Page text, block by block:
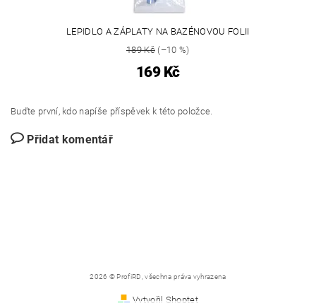
LEPIDLO A ZÁPLATY NA BAZÉNOVOU FOLII
189 Kč(–10 %)
169 Kč
Buďte první, kdo napíše příspěvek k této položce.
Přidat komentář
2026 © ProfiRD, všechna práva vyhrazena
Vytvořil Shoptet